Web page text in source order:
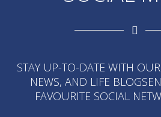
STAY UP-TO-DATE WITH
NEWS, AND LIFE
FAVOURITE SOCIAL